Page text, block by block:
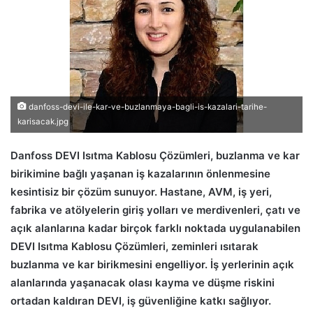
danfoss-devi-ile-kar-ve-buzlanmaya-bagli-is-kazalari-tarihe-
karisacak.jpg
Danfoss DEVI Isıtma Kablosu Çözümleri, buzlanma ve kar
birikimine bağlı yaşanan iş kazalarının önlenmesine
kesintisiz bir çözüm sunuyor. Hastane, AVM, iş yeri,
fabrika ve atölyelerin giriş yolları ve merdivenleri, çatı ve
açık alanlarına kadar birçok farklı noktada uygulanabilen
DEVI Isıtma Kablosu Çözümleri, zeminleri ısıtarak
buzlanma ve kar birikmesini engelliyor. İş yerlerinin açık
alanlarında yaşanacak olası kayma ve düşme riskini
ortadan kaldıran DEVI, iş güvenliğine katkı sağlıyor.